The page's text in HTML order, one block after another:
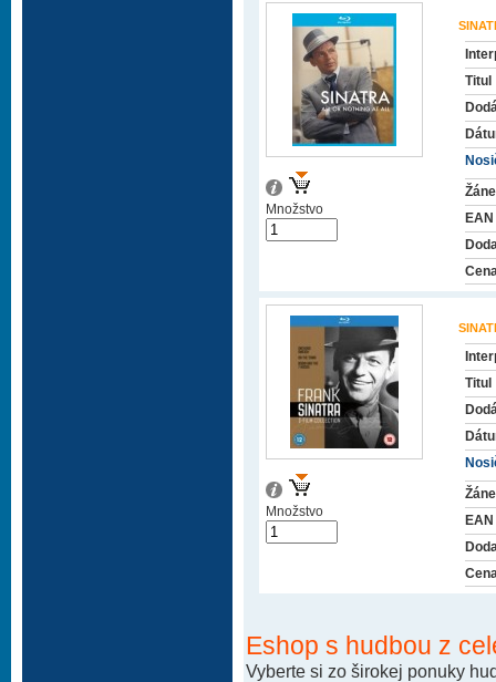
Titul
EAN
Množstvo
Titul
EAN
Množstvo
Eshop s hudbou z
Vyberte si zo širokej ponuky